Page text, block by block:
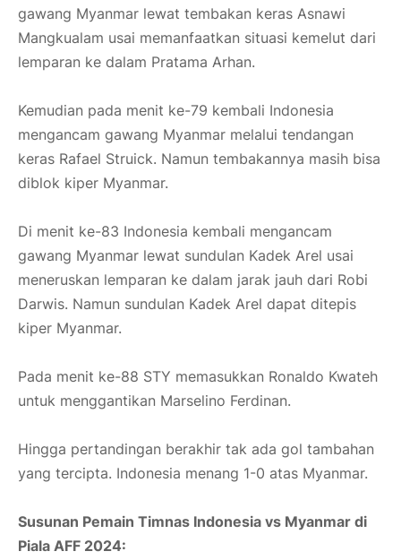
gawang Myanmar lewat tembakan keras Asnawi
Mangkualam usai memanfaatkan situasi kemelut dari
lemparan ke dalam Pratama Arhan.
Kemudian pada menit ke-79 kembali Indonesia
mengancam gawang Myanmar melalui tendangan
keras Rafael Struick. Namun tembakannya masih bisa
diblok kiper Myanmar.
Di menit ke-83 Indonesia kembali mengancam
gawang Myanmar lewat sundulan Kadek Arel usai
meneruskan lemparan ke dalam jarak jauh dari Robi
Darwis. Namun sundulan Kadek Arel dapat ditepis
kiper Myanmar.
Pada menit ke-88 STY memasukkan Ronaldo Kwateh
untuk menggantikan Marselino Ferdinan.
Hingga pertandingan berakhir tak ada gol tambahan
yang tercipta. Indonesia menang 1-0 atas Myanmar.
Susunan Pemain Timnas Indonesia vs Myanmar di
Piala AFF 2024: